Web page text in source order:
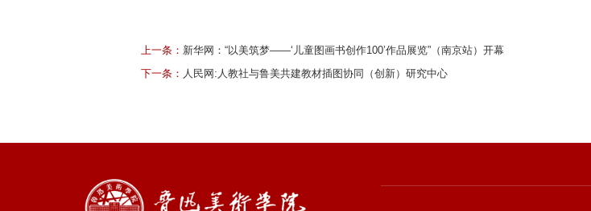
上一条： 新华网：“以美筑梦——‘儿童图画书创作100’作品展览”（南京站）开幕
下一条： 人民网:人教社与鲁美共建教材插图协同（创新）研究中心